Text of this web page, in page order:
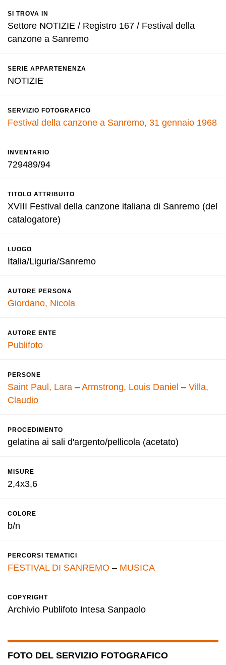
SI TROVA IN
Settore NOTIZIE / Registro 167 / Festival della
canzone a Sanremo
SERIE APPARTENENZA
NOTIZIE
SERVIZIO FOTOGRAFICO
Festival della canzone a Sanremo, 31 gennaio 1968
INVENTARIO
729489/94
TITOLO ATTRIBUITO
XVIII Festival della canzone italiana di Sanremo (del
catalogatore)
LUOGO
Italia/Liguria/Sanremo
AUTORE PERSONA
Giordano, Nicola
AUTORE ENTE
Publifoto
PERSONE
Saint Paul, Lara – Armstrong, Louis Daniel – Villa,
Claudio
PROCEDIMENTO
gelatina ai sali d'argento/pellicola (acetato)
MISURE
2,4x3,6
COLORE
b/n
PERCORSI TEMATICI
FESTIVAL DI SANREMO – MUSICA
COPYRIGHT
Archivio Publifoto Intesa Sanpaolo
FOTO DEL SERVIZIO FOTOGRAFICO